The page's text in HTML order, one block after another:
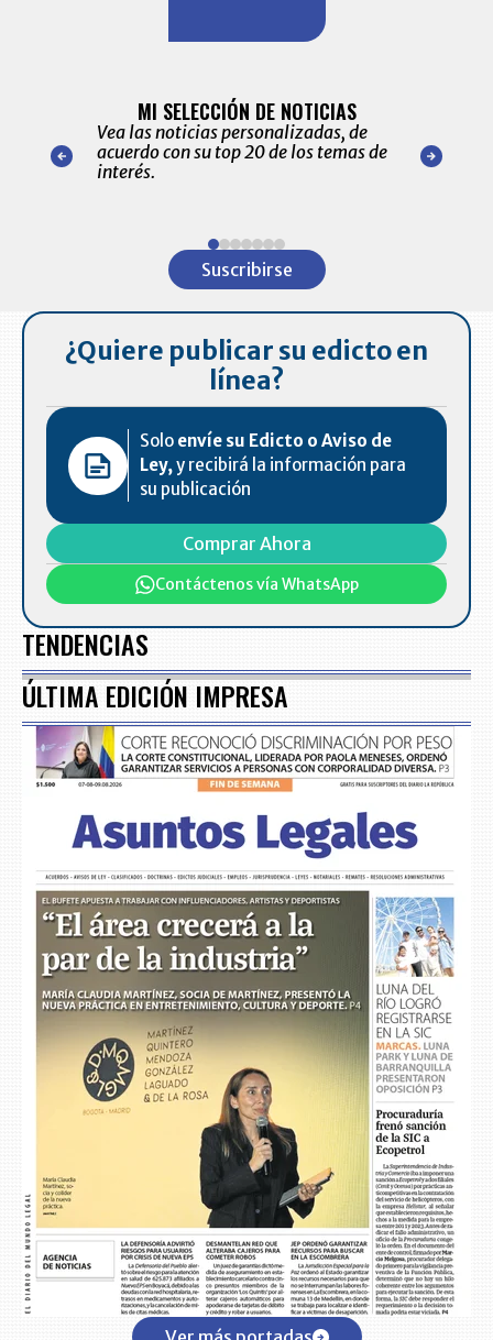
nuestro
para
MI SELECCIÓN DE NOTICIAS
Vea las noticias personalizadas, de
acuerdo con su top 20 de los temas de
interés.
de las
Suscribirse
¿Quiere publicar su edicto en
línea?
Solo envíe su Edicto o Aviso de
Ley,y recibirá la información para
su publicación
Comprar Ahora
Contáctenos vía WhatsApp
TENDENCIAS
ÚLTIMA EDICIÓN IMPRESA